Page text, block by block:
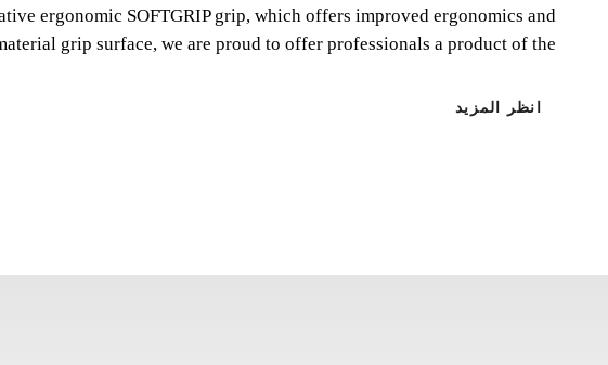
ergonomic SOFTGRIP grip, which offers improved ergonomics and
grip surface, we are proud to offer professionals a product of the...
انظر المزيد